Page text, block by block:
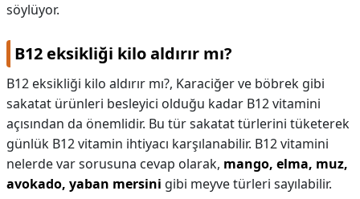
söylüyor.
B12 eksikliği kilo aldırır mı?
B12 eksikliği kilo aldırır mı?, Karaciğer ve böbrek gibi
sakatat ürünleri besleyici olduğu kadar B12 vitamini
açısından da önemlidir. Bu tür sakatat türlerini tüketerek
günlük B12 vitamin ihtiyacı karşılanabilir. B12 vitamini
nelerde var sorusuna cevap olarak, mango, elma, muz,
avokado, yaban mersini gibi meyve türleri sayılabilir.